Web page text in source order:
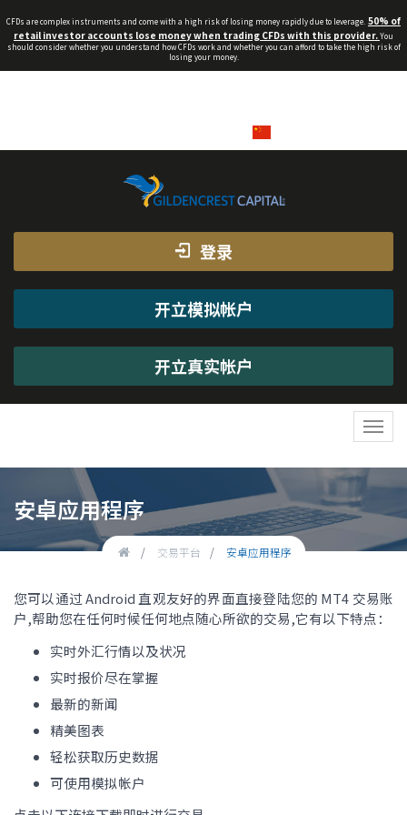
CFDs are complex instruments and come with a high risk of losing money rapidly due to leverage. 50% of
retail investor accounts lose money when trading CFDs with this provider.You
should consider whether you understand how CFDs work and whether you can afford to take the high risk of
losing your money.
登录
开立模拟帐户
开立真实帐户
安卓应用程序
交易平台 安卓应用程序
您可以通过 Android 直观友好的界面直接登陆您的 MT4 交易账
户,帮助您在任何时候任何地点随心所欲的交易,它有以下特点：
实时外汇行情以及状况
实时报价尽在掌握
最新的新闻
精美图表
轻松获取历史数据
可使用模拟帐户